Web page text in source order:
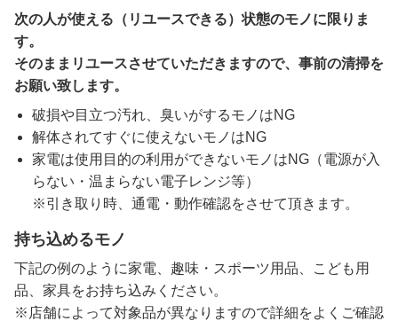
次の人が使える（リユースできる）状態のモノに限りま
す。
そのままリユースさせていただきますので、事前の清掃を
お願い致します。
破損や目立つ汚れ、臭いがするモノはNG
解体されてすぐに使えないモノはNG
家電は使用目的の利用ができないモノはNG（電源が入
らない・温まらない電子レンジ等）
※引き取り時、通電・動作確認をさせて頂きます。
持ち込めるモノ
下記の例のように家電、趣味・スポーツ用品、こども用
品、家具をお持ち込みください。
※店舗によって対象品が異なりますので詳細をよくご確認